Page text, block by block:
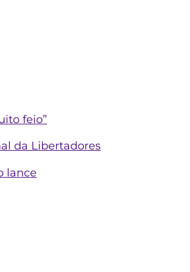
feio”
da Libertadores
lance